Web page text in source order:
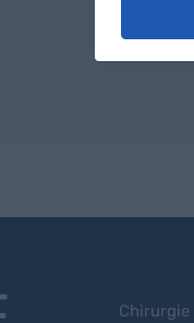
Chirurgie